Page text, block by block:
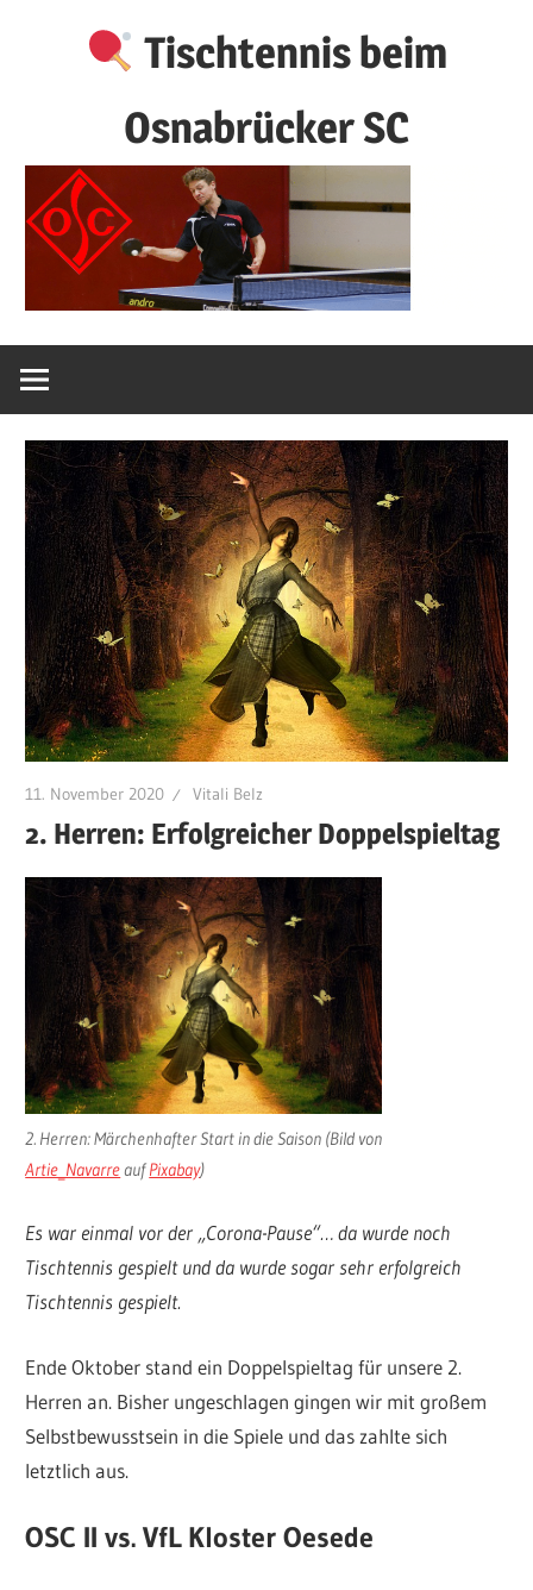
Tischtennis beim
Osnabrücker SC
11. November 2020 Vitali Belz
2. Herren: Erfolgreicher Doppelspieltag
2. Herren: Märchenhafter Start in die Saison (Bild von
Artie_NavarreaufPixabay)
Es war einmal vor der „Corona-Pause“… da wurde noch
Tischtennis gespielt und da wurde sogar sehr erfolgreich
Tischtennis gespielt.
Ende Oktober stand ein Doppelspieltag für unsere 2.
Herren an. Bisher ungeschlagen gingen wir mit großem
Selbstbewusstsein in die Spiele und das zahlte sich
letztlich aus.
OSC II vs. VfL Kloster Oesede